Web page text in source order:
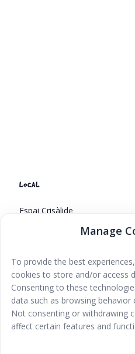
Manage
To provide the best
cookies to store and/or access
Consenting to these
data such as browsing
Not consenting or withdrawing
affect certain features and
LOCAL
Espai Crisàlide
C/ Canaries, n37
07800
Día del libro en Ibiza. Talleres
cuentacuentos y mucho más